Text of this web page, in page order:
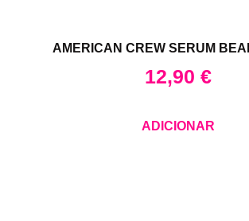
AMERICAN CREW SERUM
12,90 €
ADICIONAR